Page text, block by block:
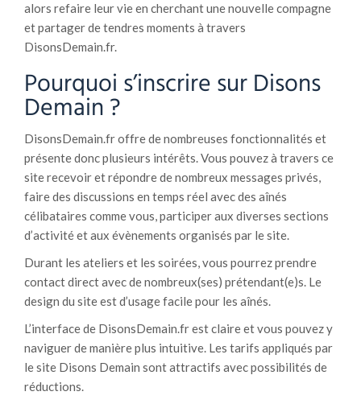
alors refaire leur vie en cherchant une nouvelle compagne
et partager de tendres moments à travers
DisonsDemain.fr.
Pourquoi s’inscrire sur Disons
Demain ?
DisonsDemain.fr offre de nombreuses fonctionnalités et
présente donc plusieurs intérêts. Vous pouvez à travers ce
site recevoir et répondre de nombreux messages privés,
faire des discussions en temps réel avec des aînés
célibataires comme vous, participer aux diverses sections
d’activité et aux évènements organisés par le site.
Durant les ateliers et les soirées, vous pourrez prendre
contact direct avec de nombreux(ses) prétendant(e)s. Le
design du site est d’usage facile pour les aînés.
L’interface de DisonsDemain.fr est claire et vous pouvez y
naviguer de manière plus intuitive. Les tarifs appliqués par
le site Disons Demain sont attractifs avec possibilités de
réductions.